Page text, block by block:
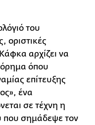
του
οριστικές
αρχίζει να
όπου
επίτευξης
ένα
σε τέχνη η
που σημάδεψε τον